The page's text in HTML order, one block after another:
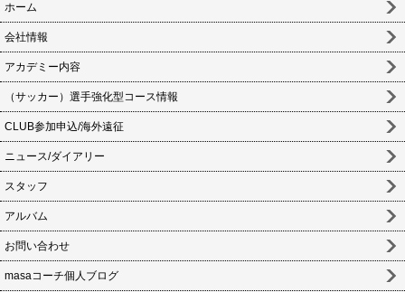
ホーム
会社情報
アカデミー内容
（サッカー）選手強化型コース情報
CLUB参加申込/海外遠征
ニュース/ダイアリー
スタッフ
アルバム
お問い合わせ
masaコーチ個人ブログ